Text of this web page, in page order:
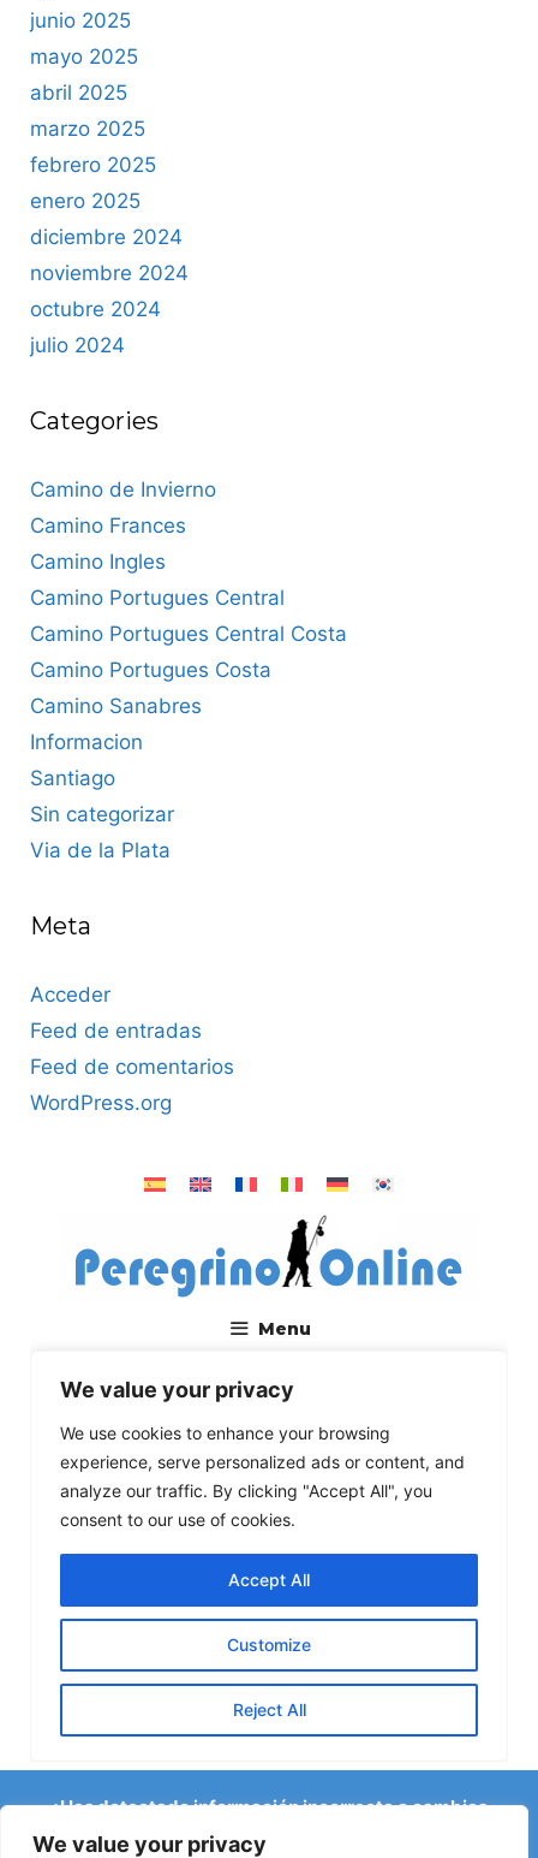
We value your privacy
junio 2025
mayo 2025
abril 2025
marzo 2025
febrero 2025
enero 2025
diciembre 2024
noviembre 2024
octubre 2024
julio 2024
Categories
Camino de Invierno
Camino Frances
Camino Ingles
Camino Portugues Central
Camino Portugues Central Costa
Camino Portugues Costa
Camino Sanabres
Informacion
Santiago
Sin categorizar
Via de la Plata
Meta
Acceder
Feed de entradas
Feed de comentarios
WordPress.org
¿Has detectado información incorrecta o cambios
recientes en el Camino?